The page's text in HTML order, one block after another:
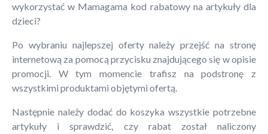
wykorzystać w Mamagama kod rabatowy na artykuły dla
dzieci?
Po wybraniu najlepszej oferty należy przejść na stronę
internetową za pomocą przycisku znajdującego się w opisie
promocji. W tym momencie trafisz na podstronę z
wszystkimi produktami objętymi ofertą.
Następnie należy dodać do koszyka wszystkie potrzebne
artykuły i sprawdzić, czy rabat został naliczony